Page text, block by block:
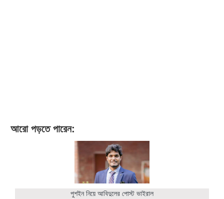
আরো পড়তে পারেন:
পুশইন নিয়ে আবিদুলের পোস্ট ভাইরাল